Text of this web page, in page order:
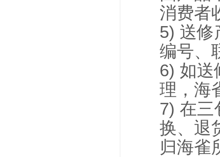
消费者
5) 送修
编号、
6) 如送
理，海
7) 在三
换、退
归海雀